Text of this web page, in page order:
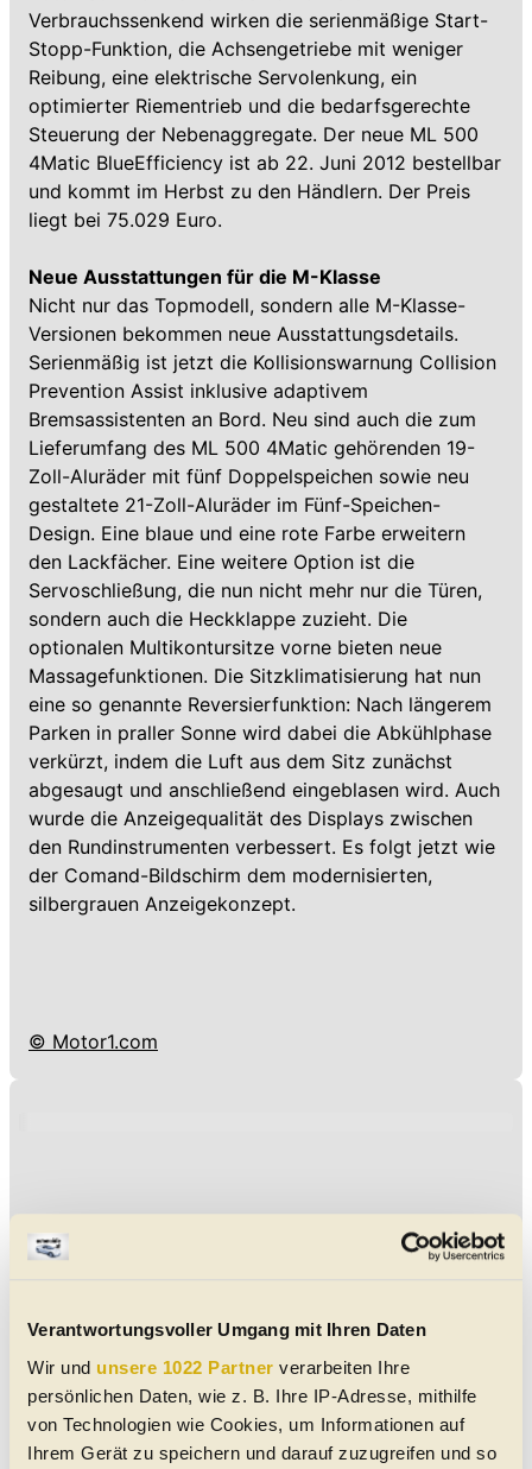
Verantwortungsvoller Umgang mit Ihren Daten
Wir und unsere 1022 Partner verarbeiten Ihre
persönlichen Daten, wie z. B. Ihre IP-Adresse, mithilfe
von Technologien wie Cookies, um Informationen auf
Ihrem Gerät zu speichern und darauf zuzugreifen und so
Verbrauchssenkend wirken die serienmäßige Start-
Stopp-Funktion, die Achsengetriebe mit weniger
Reibung, eine elektrische Servolenkung, ein
optimierter Riementrieb und die bedarfsgerechte
Steuerung der Nebenaggregate. Der neue ML 500
4Matic BlueEfficiency ist ab 22. Juni 2012 bestellbar
und kommt im Herbst zu den Händlern. Der Preis
liegt bei 75.029 Euro.
Neue Ausstattungen für die M-Klasse
Nicht nur das Topmodell, sondern alle M-Klasse-
Versionen bekommen neue Ausstattungsdetails.
Serienmäßig ist jetzt die Kollisionswarnung Collision
Prevention Assist inklusive adaptivem
Bremsassistenten an Bord. Neu sind auch die zum
Lieferumfang des ML 500 4Matic gehörenden 19-
Zoll-Aluräder mit fünf Doppelspeichen sowie neu
gestaltete 21-Zoll-Aluräder im Fünf-Speichen-
Design. Eine blaue und eine rote Farbe erweitern
den Lackfächer. Eine weitere Option ist die
Servoschließung, die nun nicht mehr nur die Türen,
sondern auch die Heckklappe zuzieht. Die
optionalen Multikontursitze vorne bieten neue
Massagefunktionen. Die Sitzklimatisierung hat nun
eine so genannte Reversierfunktion: Nach längerem
Parken in praller Sonne wird dabei die Abkühlphase
verkürzt, indem die Luft aus dem Sitz zunächst
abgesaugt und anschließend eingeblasen wird. Auch
wurde die Anzeigequalität des Displays zwischen
den Rundinstrumenten verbessert. Es folgt jetzt wie
der Comand-Bildschirm dem modernisierten,
silbergrauen Anzeigekonzept.
© Motor1.com